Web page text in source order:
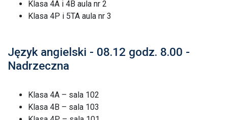
Klasa 4A i 4B aula nr 2
Klasa 4P i 5TA aula nr 3
Język angielski - 08.12 godz. 8.00 -
Nadrzeczna
Klasa 4A – sala 102
Klasa 4B – sala 103